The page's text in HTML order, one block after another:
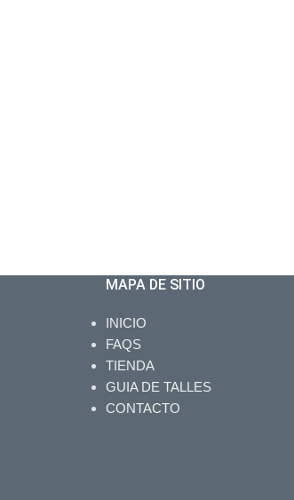
MAPA DE SITIO
INICIO
FAQS
TIENDA
GUIA DE TALLES
CONTACTO